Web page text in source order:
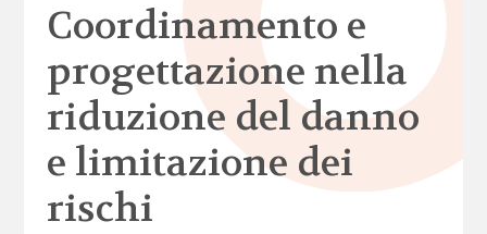
Coordinamento e
progettazione nella
riduzione del danno
e limitazione dei
rischi